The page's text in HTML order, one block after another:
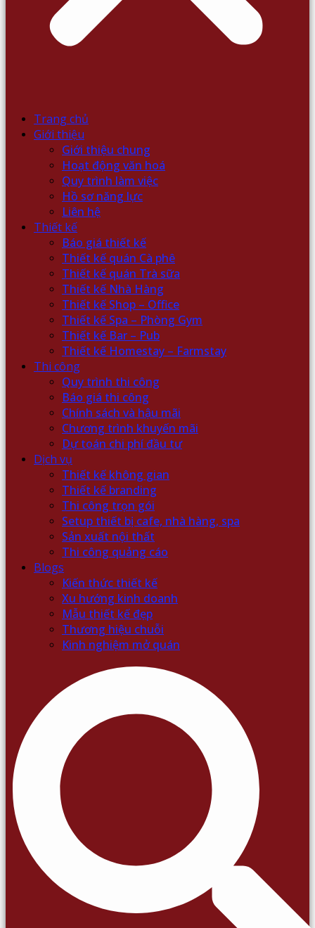
Trang chủ
Giới thiệu
Giới thiệu chung
Hoạt động văn hoá
Quy trình làm việc
Hồ sơ năng lực
Liên hệ
Thiết kế
Báo giá thiết kế
Thiết kế quán Cà phê
Thiết kế quán Trà sữa
Thiết kế Nhà Hàng
Thiết kế Shop – Office
Thiết kế Spa – Phòng Gym
Thiết kế Bar – Pub
Thiết kế Homestay – Farmstay
Thi công
Quy trình thi công
Báo giá thi công
Chính sách và hậu mãi
Chương trình khuyến mãi
Dự toán chi phí đầu tư
Dịch vụ
Thiết kế không gian
Thiết kế branding
Thi công trọn gói
Setup thiết bị cafe, nhà hàng, spa
Sản xuất nội thất
Thi công quảng cáo
Blogs
Kiến thức thiết kế
Xu hướng kinh doanh
Mẫu thiết kế đẹp
Thương hiệu chuỗi
Kinh nghiệm mở quán